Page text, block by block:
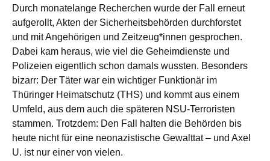
Durch monatelange Recherchen wurde der Fall erneut
aufgerollt, Akten der Sicherheitsbehörden durchforstet
und mit Angehörigen und Zeitzeug*innen gesprochen.
Dabei kam heraus, wie viel die Geheimdienste und
Polizeien eigentlich schon damals wussten. Besonders
bizarr: Der Täter war ein wichtiger Funktionär im
Thüringer Heimatschutz (THS) und kommt aus einem
Umfeld, aus dem auch die späteren NSU-Terroristen
stammen. Trotzdem: Den Fall halten die Behörden bis
heute nicht für eine neonazistische Gewalttat – und Axel
U. ist nur einer von vielen.